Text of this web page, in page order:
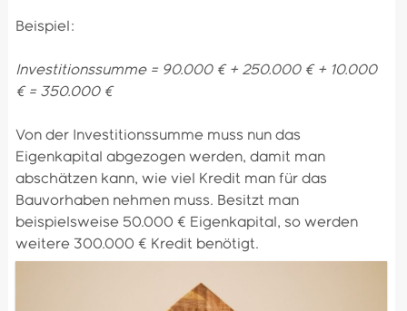
Beispiel:
Investitionssumme = 90.000 € + 250.000 € + 10.000
€ = 350.000 €
Von der Investitionssumme muss nun das
Eigenkapital abgezogen werden, damit man
abschätzen kann, wie viel Kredit man für das
Bauvorhaben nehmen muss. Besitzt man
beispielsweise 50.000 € Eigenkapital, so werden
weitere 300.000 € Kredit benötigt.